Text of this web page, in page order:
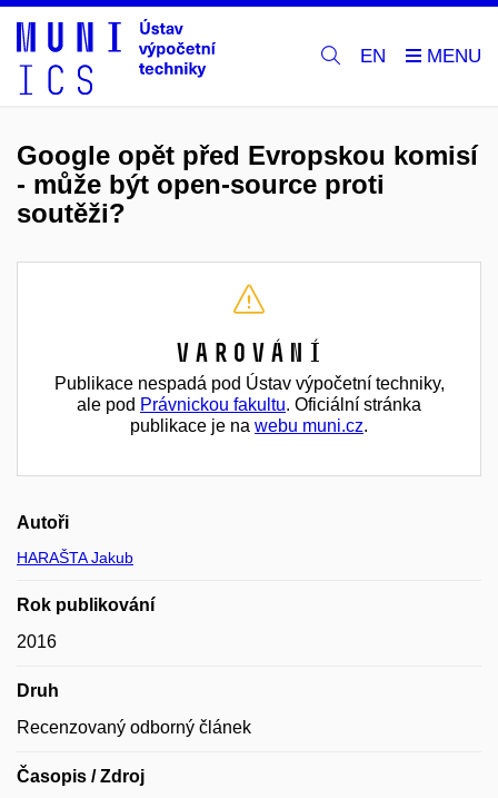
EN
Google opět před Evropskou komisí
- může být open-source proti
soutěži?
Varování
Publikace nespadá pod Ústav výpočetní techniky,
ale pod Právnickou fakultu. Oficiální stránka
publikace je na webu muni.cz.
Autoři
HARAŠTA Jakub
Rok publikování
2016
Druh
Recenzovaný odborný článek
Časopis / Zdroj